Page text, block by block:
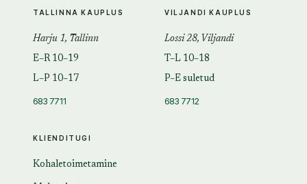
KLIENDITUGI
Kohaletoimetamine
TALLINNA KAUPLUS
Harju 1, Tallinn
E–R 10–19
L–P 10–17
683 7711
VILJANDI KAUPLUS
Lossi 28, Viljandi
T–L 10–18
P–E suletud
683 7712